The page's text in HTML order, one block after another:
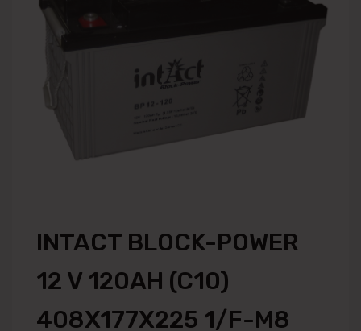
INTACT BLOCK-POWER
12 V 120AH (C10)
408X177X225 1/F-M8